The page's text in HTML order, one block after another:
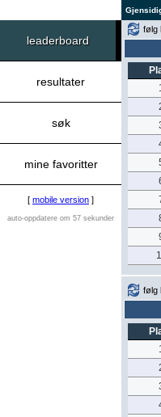
leaderboard
resultater
søk
mine favoritter
[ mobile version ]
auto-oppdatere om 57 sekunder
følg
følg